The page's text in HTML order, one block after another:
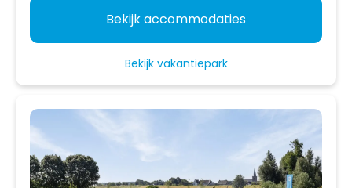
Bekijk accommodaties
Bekijk vakantiepark